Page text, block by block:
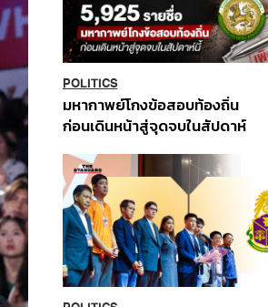
POLITICS
มหากาพย์โกงข้อสอบท้องถิ่น
ก่อนเดินหน้าสู่จุดจบในสัปดาห์